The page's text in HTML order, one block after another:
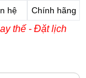
hệ Chính hãng
thế - Đặt lịch